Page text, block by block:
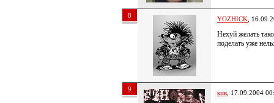
8 YOZHICK ,
Нехуй желать
поделать уже
9 кив , 17.09.2004